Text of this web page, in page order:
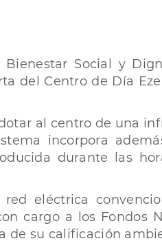
Social y
del Centro de Día
al centro de una
incorpora
durante las
eléctrica
cargo a los Fondos
de su calificación